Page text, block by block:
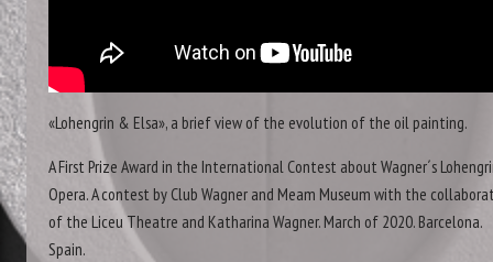
«Lohengrin & Elsa», a brief view of the evolution of the oil painting.
A First Prize Award in the International Contest about Wagner´s
Opera. A contest by Club Wagner and Meam Museum with the
of the Liceu Theatre and Katharina Wagner. March of 2020. Barcelona.
Spain.